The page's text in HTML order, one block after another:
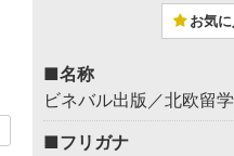
お気に
■名称
ビネバル出版／北欧留
■フリガナ